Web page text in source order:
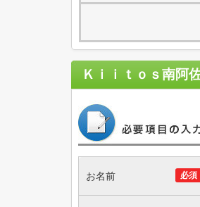
Ｋｉｉｔｏｓ南阿
必須
お名前